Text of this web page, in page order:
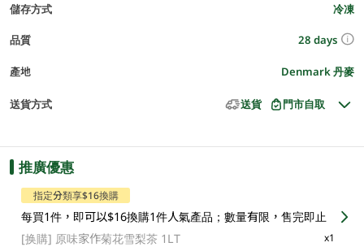
儲存方式 冷凍
品質 28 days
產地 Denmark 丹麥
送貨方式 送貨 門市自取
推廣優惠
指定分類享$16換購
每買1件，即可以$16換購1件人氣產品；數量有限，售完即止
[换購] 原味家作菊花雪梨茶 1LT x1